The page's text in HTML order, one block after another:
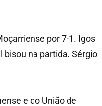
por 7-1. Igos
bisou na partida. Sérgio
e do União de